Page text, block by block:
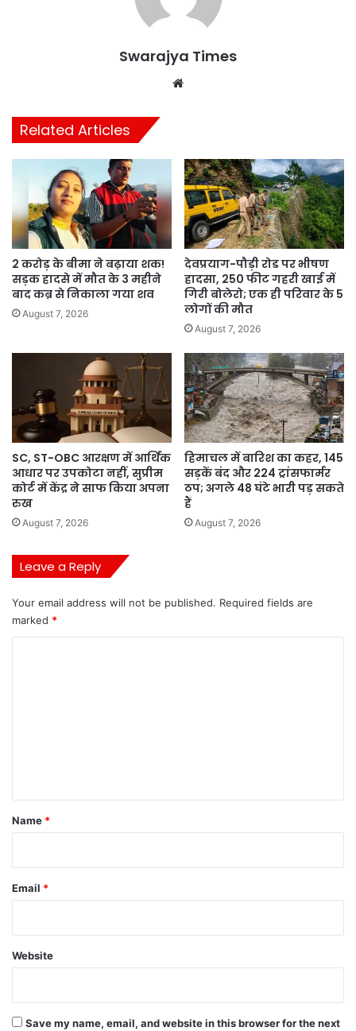
Swarajya Times
Related Articles
2 करोड़ के बीमा ने बढ़ाया शक!
सड़क हादसे में मौत के 3 महीने
बाद कब्र से निकाला गया शव
August 7, 2026
देवप्रयाग-पौड़ी रोड पर भीषण
हादसा, 250 फीट गहरी खाई में
गिरी बोलेरो; एक ही परिवार के 5
लोगों की मौत
August 7, 2026
SC, ST-OBC आरक्षण में आर्थिक
आधार पर उपकोटा नहीं, सुप्रीम
कोर्ट में केंद्र ने साफ किया अपना
रुख
August 7, 2026
हिमाचल में बारिश का कहर, 145
सड़कें बंद और 224 ट्रांसफार्मर
ठप; अगले 48 घंटे भारी पड़ सकते
हैं
August 7, 2026
Leave a Reply
Your email address will not be published. Required fields are
marked *
*
Name *
Email *
Website
Save my name, email, and website in this browser for the next